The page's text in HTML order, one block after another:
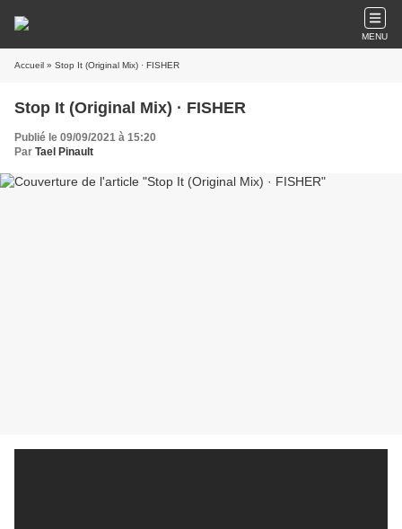
MENU
Accueil » Stop It (Original Mix) · FISHER
Stop It (Original Mix) · FISHER
Publié le 09/09/2021 à 15:20
Par Tael Pinault